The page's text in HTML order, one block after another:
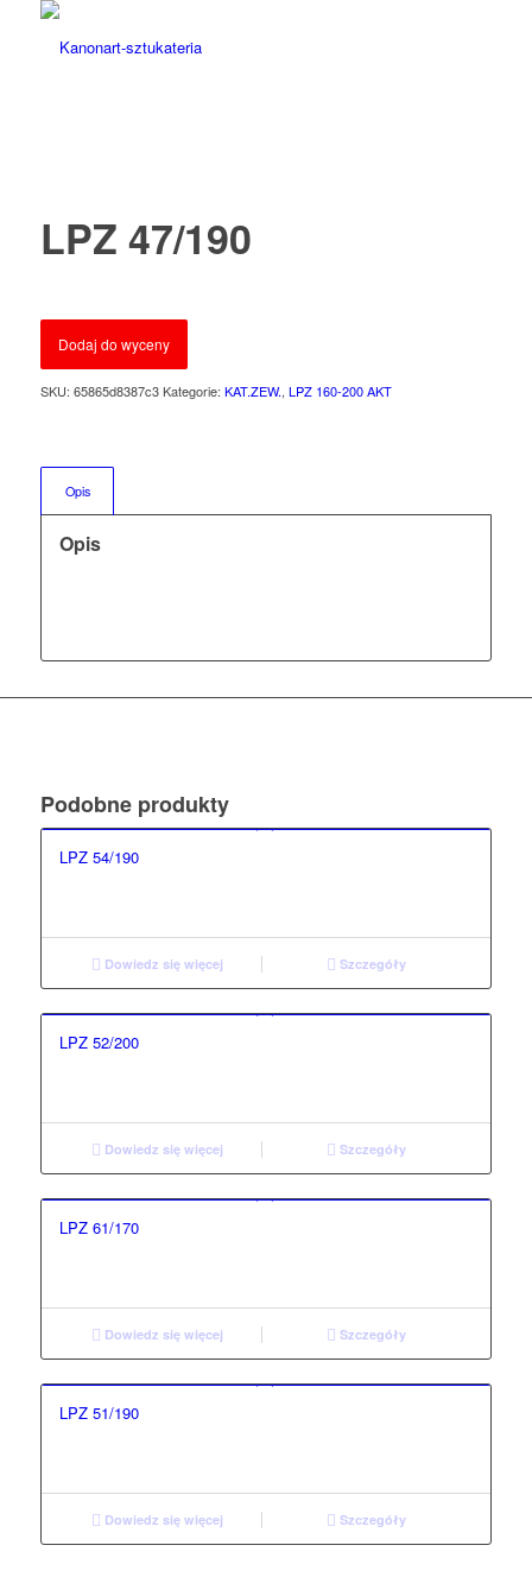
LPZ 47/190
Dodaj do wyceny
SKU: 65865d8387c3 Kategorie: KAT.ZEW., LPZ 160-200 AKT
Opis
Opis
Podobne produkty
LPZ 54/190
Dowiedz się więcej Szczegóły
LPZ 52/200
Dowiedz się więcej Szczegóły
LPZ 61/170
Dowiedz się więcej Szczegóły
LPZ 51/190
Dowiedz się więcej Szczegóły